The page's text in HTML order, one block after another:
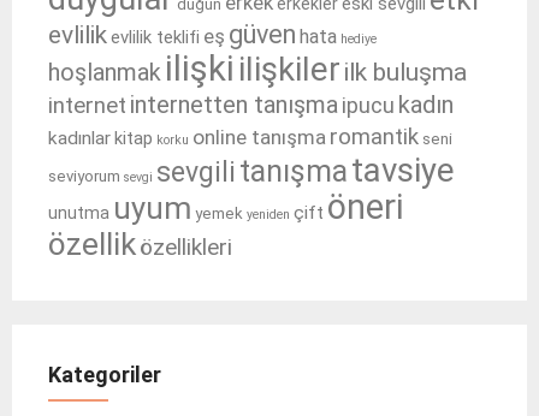
düğün
evlilikevlilik teklifi eş güven hata hediye
hoşlanmak ilişki ilişkiler ilk buluşma
internet internetten tanışma ipucu kadın
kadınlarkitap korku online tanışma romantik seni
seviyorum sevgi sevgili tanışmatavsiye
unutma uyum yemek yeniden çift öneri
özelliközellikleri
Kategoriler